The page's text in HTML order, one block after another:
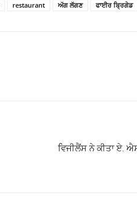
restaurant ਅੱਗ ਲੱਗਣ ਫਾਈਰ ਬ੍ਰਿਗੇਡ
ਵਿਜੀਲੈਂਸ ਨੇ ਕੀਤਾ ਏ.